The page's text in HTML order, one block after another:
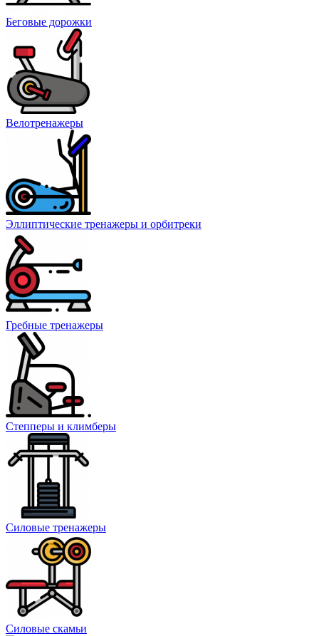
Беговые дорожки
Велотренажеры
Эллиптические тренажеры и орбитреки
Гребные тренажеры
Степперы и климберы
Силовые тренажеры
Силовые скамьи